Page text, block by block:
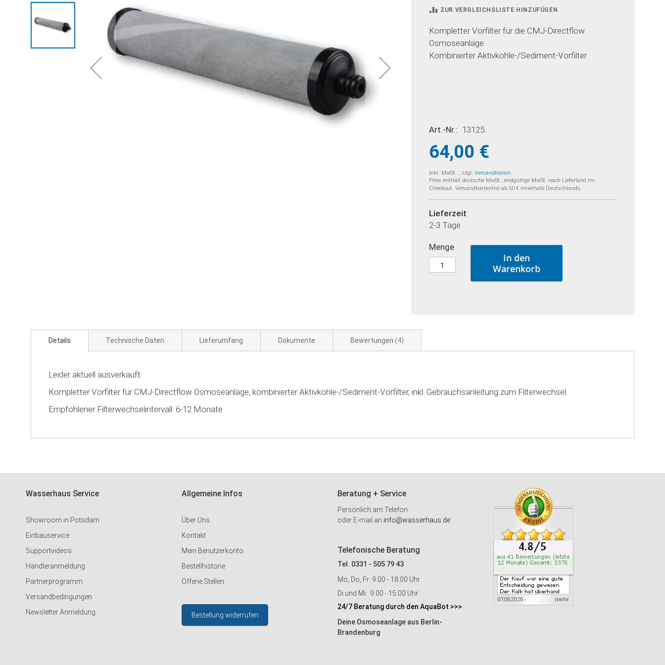
ZUR VERGLEICHSLISTE HINZUFÜGEN
Kompletter Vorfilter für die CMJ-Directflow
Osmoseanlage.
Kombinierter Aktivkohle-/Sediment-Vorfilter
Art.-Nr. 13125
64,00 €
Inkl. MwSt. , zzgl.Versandkosten
Preis enthält deutsche MwSt.; endgültige MwSt. nach Lieferland im
Checkout. Versandkostenfrei ab 50 € innerhalb Deutschlands.
Lieferzeit
2-3 Tage
Menge
In den
Warenkorb
Details Technische Daten Lieferumfang Dokumente Bewertungen 4
Leider aktuell ausverkauft:
Kompletter Vorfilter für CMJ-Directflow Osmoseanlage, kombinierter Aktivkohle-/Sediment-Vorfilter, inkl. Gebrauchsanleitung zum Filterwechsel.
Empfohlener Filterwechselintervall: 6-12 Monate
Wasserhaus Service
Showroom in Potsdam
Einbauservice
Supportvideos
Händleranmeldung
Partnerprogramm
Versandbedingungen
Newsletter Anmeldung
Allgemeine Infos
Über Uns
Kontakt
Mein Benutzerkonto
Bestellhistorie
Offene Stellen
Bestellung widerrufen
Beratung + Service
Persönlich am Telefon
oder E-mail an info@wasserhaus.de
Telefonische Beratung
Tel. 0331 - 505 79 43
Mo, Do, Fr: 9:00 - 18:00 Uhr
Di und Mi: 9:00 - 15:00 Uhr
24/7 Beratung durch den AquaBot >>>
Deine Osmoseanlage aus Berlin-
Brandenburg